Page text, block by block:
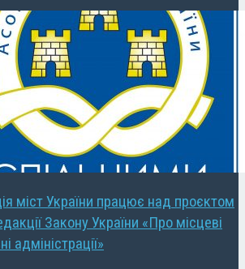
міст України працює над проєктом
Закону України «Про місцеві
адміністрації»